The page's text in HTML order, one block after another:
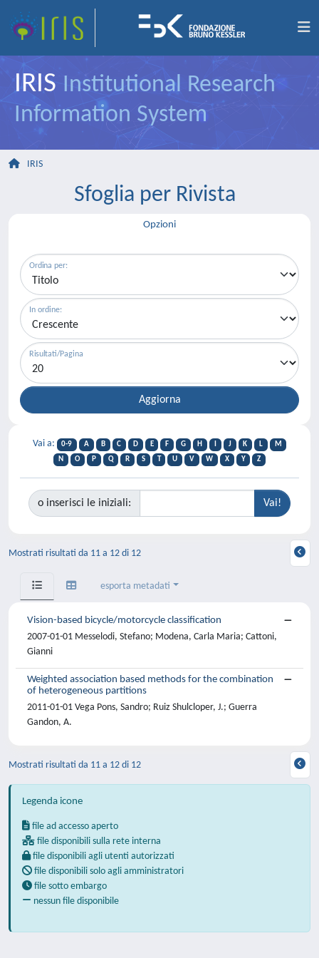
IRIS Institutional Research
Information System
IRIS
Sfoglia per Rivista
Opzioni
Ordina per:
In ordine:
Risultati/Pagina
Vai a: 0-9 A B C D E F G H J K L
M
N
O P Q R S T U V W X Y Z
o inserisci le iniziali:
Mostrati risultati da 11 a 12 di 12
esporta metadati
Vision-based bicycle/motorcycle classification
2007-01-01 Messelodi, Stefano; Modena, Carla Maria; Cattoni,
Gianni
Weighted association based methods for the combination
of heterogeneous partitions
2011-01-01 Vega Pons, Sandro; Ruiz Shulcloper, J.; Guerra
Gandon, A.
Mostrati risultati da 11 a 12 di 12
Legenda icone
file ad accesso aperto
file disponibili sulla rete interna
file disponibili agli utenti autorizzati
file disponibili solo agli amministratori
file sotto embargo
nessun file disponibile